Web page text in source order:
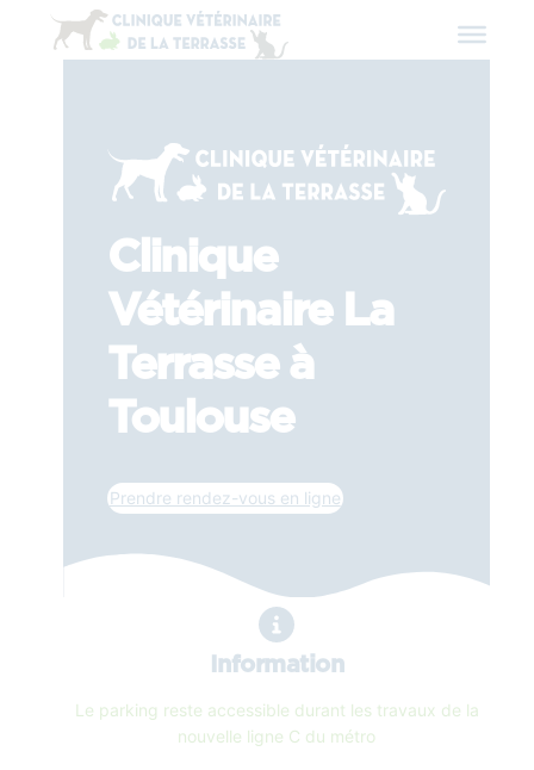
Clinique
Vétérinaire La
Terrasse à
Toulouse
Prendre rendez-vous en ligne
Information
Le parking reste accessible durant les travaux de la
nouvelle ligne C du métro